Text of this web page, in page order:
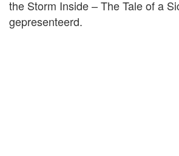
the Storm Inside – The Tale of a
gepresenteerd.